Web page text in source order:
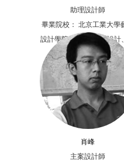
助理設計師
畢業院校： 北京工業大學
設計學院擅 長： 辦公設計
墅設計個人愛好： 旅游
肖峰
主案設計師